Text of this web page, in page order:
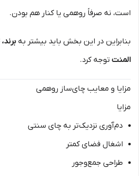
است، نه صرفاً روهمی یا کنار هم بودن.
بنابراین در این بخش باید بیشتر به
المنت توجه کرد.
مزایا و معایب چای‌ساز روهمی
مزایا
دم‌آوری نزدیک‌تر به چای سنتی
اشغال فضای کمتر
طراحی جمع‌وجور